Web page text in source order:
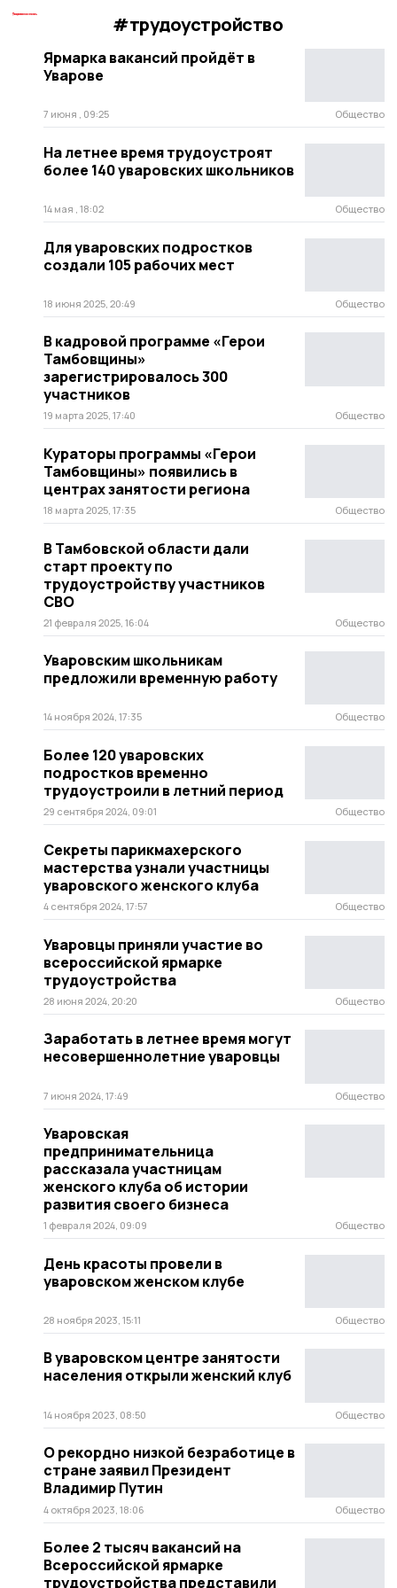
#трудоустройство
Ярмарка вакансий пройдёт в
Уварове
7 июня , 09:25 Общество
На летнее время трудоустроят
более 140 уваровских школьников
14 мая , 18:02 Общество
Для уваровских подростков
создали 105 рабочих мест
18 июня 2025, 20:49 Общество
В кадровой программе «Герои
Тамбовщины»
зарегистрировалось 300
участников
19 марта 2025, 17:40 Общество
Кураторы программы «Герои
Тамбовщины» появились в
центрах занятости региона
18 марта 2025, 17:35 Общество
В Тамбовской области дали
старт проекту по
трудоустройству участников
СВО
21 февраля 2025, 16:04 Общество
Уваровским школьникам
предложили временную работу
14 ноября 2024, 17:35 Общество
Более 120 уваровских
подростков временно
трудоустроили в летний период
29 сентября 2024, 09:01 Общество
Секреты парикмахерского
мастерства узнали участницы
уваровского женского клуба
4 сентября 2024, 17:57 Общество
Уваровцы приняли участие во
всероссийской ярмарке
трудоустройства
28 июня 2024, 20:20 Общество
Заработать в летнее время могут
несовершеннолетние уваровцы
7 июня 2024, 17:49 Общество
Уваровская
предпринимательница
рассказала участницам
женского клуба об истории
развития своего бизнеса
1 февраля 2024, 09:09 Общество
День красоты провели в
уваровском женском клубе
28 ноября 2023, 15:11 Общество
В уваровском центре занятости
населения открыли женский клуб
14 ноября 2023, 08:50 Общество
О рекордно низкой безработице в
стране заявил Президент
Владимир Путин
4 октября 2023, 18:06 Общество
Более 2 тысяч вакансий на
Всероссийской ярмарке
трудоустройства представили